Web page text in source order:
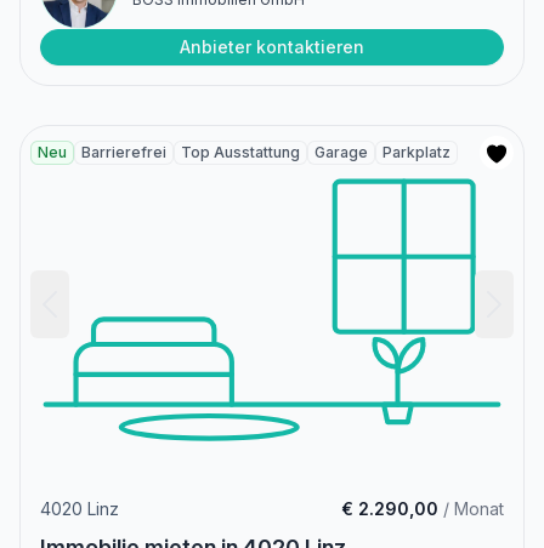
Anbieter kontaktieren
Neu Barrierefrei Top Ausstattung Garage Parkplatz
4020 Linz € 2.290,00 / Monat